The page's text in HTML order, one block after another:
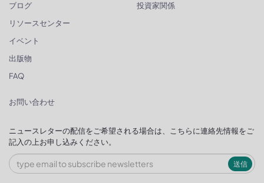
ブログ
リソースセンター
イベント
出版物
FAQ
投資家関係
お問い合わせ
ニュースレターの配信をご希望される場合は、こちらに連絡先情報をご
記入の上お申し込みください。
送信